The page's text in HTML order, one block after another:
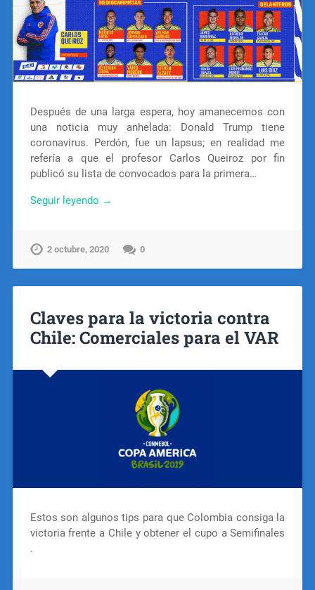
Después de una larga espera, hoy amanecemos con
una noticia muy anhelada: Donald Trump tiene
coronavirus. Perdón, fue un lapsus; en realidad me
refería a que el profesor Carlos Queiroz por fin
publicó su lista de convocados para la primera…
Seguir leyendo →
2 octubre, 2020 0
Claves para la victoria contra
Chile: Comerciales para el VAR
Estos son algunos tips para que Colombia consiga la
victoria frente a Chile y obtener el cupo a Semifinales
.